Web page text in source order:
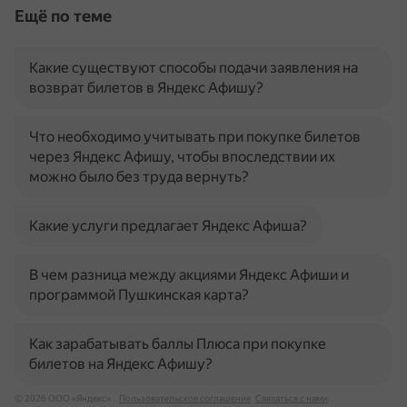
Ещё по теме
Какие существуют способы подачи заявления на
возврат билетов в Яндекс Афишу?
Что необходимо учитывать при покупке билетов
через Яндекс Афишу, чтобы впоследствии их
можно было без труда вернуть?
Какие услуги предлагает Яндекс Афиша?
В чем разница между акциями Яндекс Афиши и
программой Пушкинская карта?
Как зарабатывать баллы Плюса при покупке
билетов на Яндекс Афишу?
© 2026 ООО «Яндекс» Пользовательское соглашение Связаться с нами